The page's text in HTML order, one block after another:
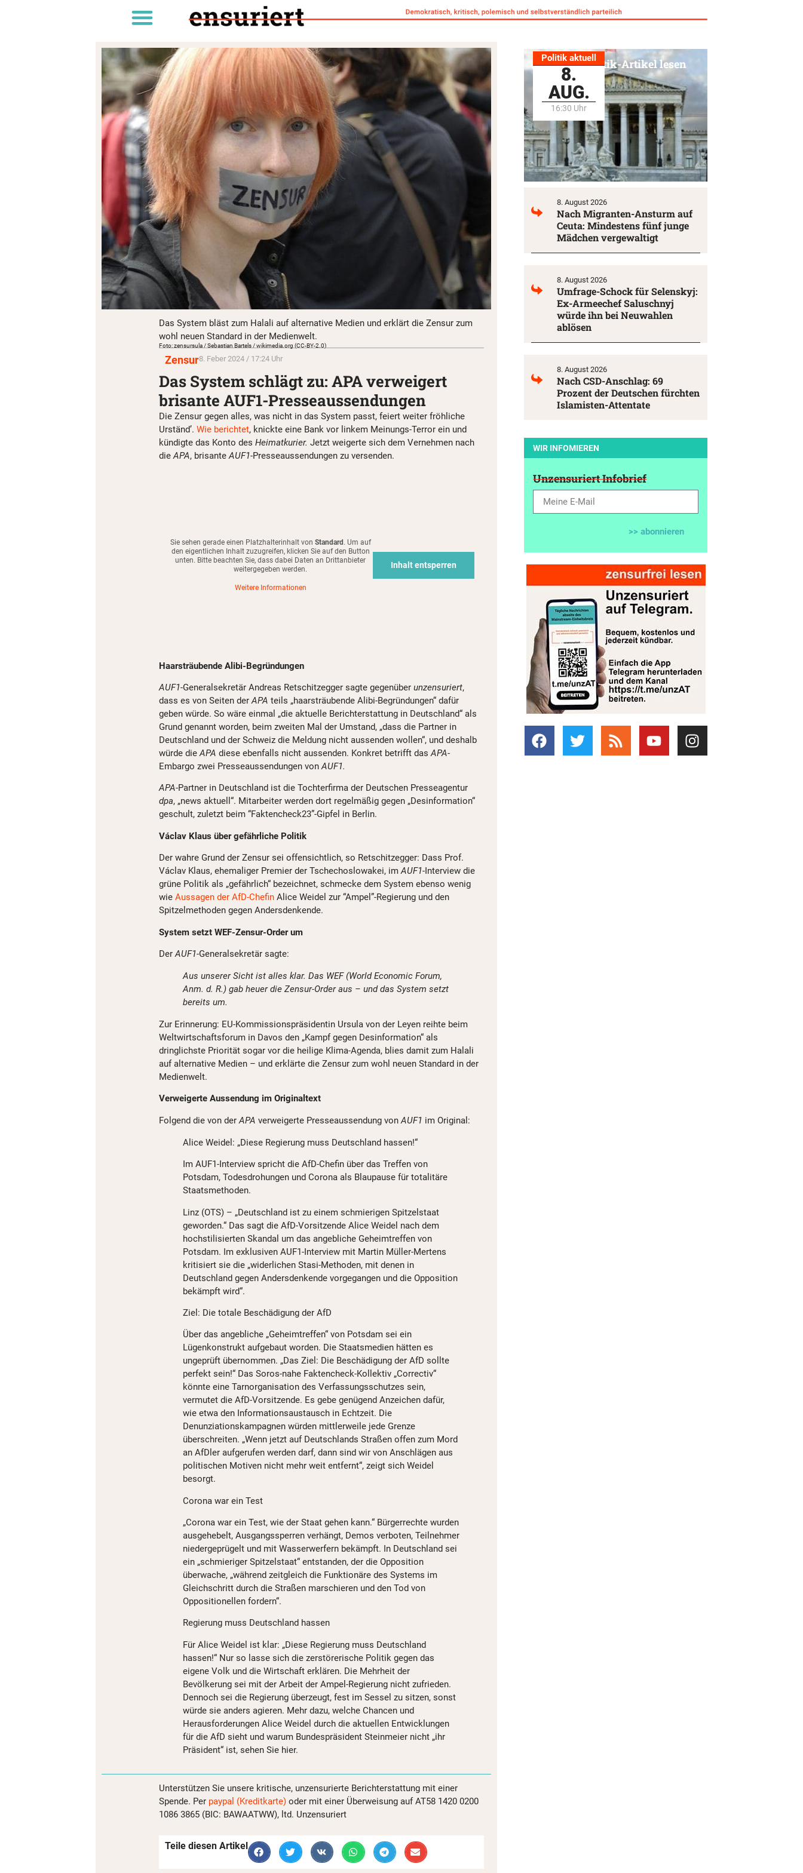
Das System bläst zum Halali auf alternative Medien und erklärt die Zensur zum
wohl neuen Standard in der Medienwelt.
Foto: zensursula / Sebastian Bartels / wikimedia.org (CC-BY-2.0)
Zensur8. Feber 2024 / 17:24 Uhr
Das System schlägt zu: APA verweigert
brisante AUF1-Presseaussendungen
Die Zensur gegen alles, was nicht in das System passt, feiert weiter fröhliche
Urständ’. Wie berichtet, knickte eine Bank vor linkem Meinungs-Terror ein und
kündigte das Konto des Heimatkurier. Jetzt weigerte sich dem Vernehmen nach
dieAPA, brisanteAUF1-Presseaussendungen zu versenden.
Sie sehen gerade einen Platzhalterinhalt von Standard. Um auf
den eigentlichen Inhalt zuzugreifen, klicken Sie auf den Button
unten. Bitte beachten Sie, dass dabei Daten an Drittanbieter
weitergegeben werden.
Weitere Informationen
Inhalt entsperren
Haarsträubende Alibi-Begründungen
AUF1-Generalsekretär Andreas Retschitzegger sagte gegenüber unzensuriert,
dass es von Seiten derAPA teils „haarsträubende Alibi-Begründungen“ dafür
geben würde. So wäre einmal „die aktuelle Berichterstattung in Deutschland“ als
Grund genannt worden, beim zweiten Mal der Umstand, „dass die Partner in
Deutschland und der Schweiz die Meldung nicht aussenden wollen“, und deshalb
würde dieAPA diese ebenfalls nicht aussenden. Konkret betrifft dasAPA-
Embargo zwei Presseaussendungen vonAUF1.
APA-Partner in Deutschland ist die Tochterfirma der Deutschen Presseagentur
dpa, „news aktuell“. Mitarbeiter werden dort regelmäßig gegen „Desinformation“
geschult, zuletzt beim “Faktencheck23”-Gipfel in Berlin.
Václav Klaus über gefährliche Politik
Der wahre Grund der Zensur sei offensichtlich, so Retschitzegger: Dass Prof.
Václav Klaus, ehemaliger Premier der Tschechoslowakei, imAUF1-Interview die
grüne Politik als „gefährlich“ bezeichnet, schmecke dem System ebenso wenig
wie Aussagen der AfD-Chefin Alice Weidel zur “Ampel”-Regierung und den
Spitzelmethoden gegen Andersdenkende.
System setzt WEF-Zensur-Order um
DerAUF1-Generalsekretär sagte:
Aus unserer Sicht ist alles klar. Das WEF (World Economic Forum,
Anm. d. R.) gab heuer die Zensur-Order aus – und das System setzt
bereits um.
Zur Erinnerung: EU-Kommissionspräsidentin Ursula von der Leyen reihte beim
Weltwirtschaftsforum in Davos den „Kampf gegen Desinformation“ als
dringlichste Priorität sogar vor die heilige Klima-Agenda, blies damit zum Halali
auf alternative Medien – und erklärte die Zensur zum wohl neuen Standard in der
Medienwelt.
Verweigerte Aussendung im Originaltext
Folgend die von derAPA verweigerte Presseaussendung vonAUF1 im Original:
Alice Weidel: „Diese Regierung muss Deutschland hassen!“
Im AUF1-Interview spricht die AfD-Chefin über das Treffen von
Potsdam, Todesdrohungen und Corona als Blaupause für totalitäre
Staatsmethoden.
Linz (OTS) – „Deutschland ist zu einem schmierigen Spitzelstaat
geworden.“ Das sagt die AfD-Vorsitzende Alice Weidel nach dem
hochstilisierten Skandal um das angebliche Geheimtreffen von
Potsdam. Im exklusiven AUF1-Interview mit Martin Müller-Mertens
kritisiert sie die „widerlichen Stasi-Methoden, mit denen in
Deutschland gegen Andersdenkende vorgegangen und die Opposition
bekämpft wird“.
Ziel: Die totale Beschädigung der AfD
Über das angebliche „Geheimtreffen“ von Potsdam sei ein
Lügenkonstrukt aufgebaut worden. Die Staatsmedien hätten es
ungeprüft übernommen. „Das Ziel: Die Beschädigung der AfD sollte
perfekt sein!“ Das Soros-nahe Faktencheck-Kollektiv „Correctiv“
könnte eine Tarnorganisation des Verfassungsschutzes sein,
vermutet die AfD-Vorsitzende. Es gebe genügend Anzeichen dafür,
wie etwa den Informationsaustausch in Echtzeit. Die
Denunziationskampagnen würden mittlerweile jede Grenze
überschreiten. „Wenn jetzt auf Deutschlands Straßen offen zum Mord
an AfDler aufgerufen werden darf, dann sind wir von Anschlägen aus
politischen Motiven nicht mehr weit entfernt“, zeigt sich Weidel
besorgt.
Corona war ein Test
„Corona war ein Test, wie der Staat gehen kann.“ Bürgerrechte wurden
ausgehebelt, Ausgangssperren verhängt, Demos verboten, Teilnehmer
niedergeprügelt und mit Wasserwerfern bekämpft. In Deutschland sei
ein „schmieriger Spitzelstaat“ entstanden, der die Opposition
überwache, „während zeitgleich die Funktionäre des Systems im
Gleichschritt durch die Straßen marschieren und den Tod von
Oppositionellen fordern“.
Regierung muss Deutschland hassen
Für Alice Weidel ist klar: „Diese Regierung muss Deutschland
hassen!“ Nur so lasse sich die zerstörerische Politik gegen das
eigene Volk und die Wirtschaft erklären. Die Mehrheit der
Bevölkerung sei mit der Arbeit der Ampel-Regierung nicht zufrieden.
Dennoch sei die Regierung überzeugt, fest im Sessel zu sitzen, sonst
würde sie anders agieren. Mehr dazu, welche Chancen und
Herausforderungen Alice Weidel durch die aktuellen Entwicklungen
für die AfD sieht und warum Bundespräsident Steinmeier nicht „ihr
Präsident“ ist, sehen Sie hier.
Unterstützen Sie unsere kritische, unzensurierte Berichterstattung mit einer
Spende. Per paypal (Kreditkarte) oder mit einer Überweisung auf AT58 1420 0200
1086 3865 (BIC: BAWAATWW), ltd. Unzensuriert
Teile diesen Artikel
Politik aktuell
8.
AUG.
16:30 Uhr
Alle Politik-Artikel lesen
8. August 2026
Nach Migranten-Ansturm auf
Ceuta: Mindestens fünf junge
Mädchen vergewaltigt
8. August 2026
Umfrage-Schock für Selenskyj:
Ex-Armeechef Saluschnyj
würde ihn bei Neuwahlen
ablösen
8. August 2026
Nach CSD-Anschlag: 69
Prozent der Deutschen fürchten
Islamisten-Attentate
WIR INFOMIEREN
Unzensuriert Infobrief
>> abonnieren